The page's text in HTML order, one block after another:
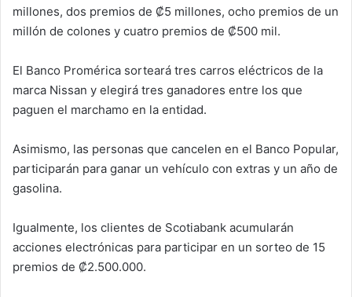
millones, dos premios de ₡5 millones, ocho premios de un
millón de colones y cuatro premios de ₡500 mil.
El Banco Promérica sorteará tres carros eléctricos de la
marca Nissan y elegirá tres ganadores entre los que
paguen el marchamo en la entidad.
Asimismo, las personas que cancelen en el Banco Popular,
participarán para ganar un vehículo con extras y un año de
gasolina.
Igualmente, los clientes de Scotiabank acumularán
acciones electrónicas para participar en un sorteo de 15
premios de ₡2.500.000.